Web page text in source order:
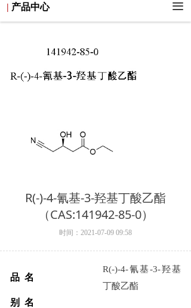
| 产品中心 끀
R(-)-4-氰基-3-羟基丁酸乙酯
（CAS:141942-85-0）
时间： 2021-07-09 09:58
品 名
R(-)-4-氰基-3-羟基
丁酸乙酯
别 名